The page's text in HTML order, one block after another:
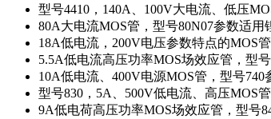
型号4410，140A、100V大电流、低压
80A大电流MOS管，型号80N07参数适用
18A低电流，200V电压参数特点的MOS
5.5A低电流高压功率MOS场效应管，型
10A低电流、400V电源MOS管，型号740
型号830，5A、500V低电流、高压MOS
9A低电荷高压功率MOS场效应管，型号